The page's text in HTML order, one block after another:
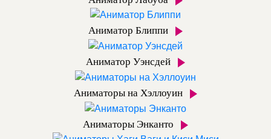
Аниматор Блиппи
Аниматор Уэнсдей
Аниматоры на Хэллоуин
Аниматоры Энканто